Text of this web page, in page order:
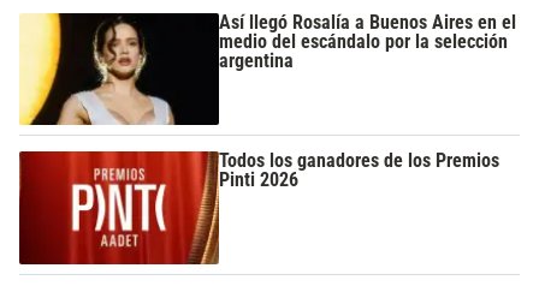
Así llegó Rosalía a Buenos Aires en el
medio del escándalo por la selección
argentina
Todos los ganadores de los Premios
Pinti 2026